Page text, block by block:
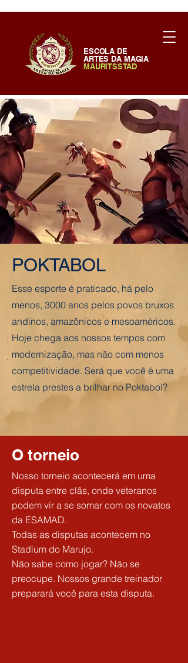
ESCOLA DE
ARTES DA MAGIA
MAURITSSTAD
POKTABOL
Esse esporte é praticado, há pelo
menos, 3000 anos pelos povos bruxos
andinos, amazônicos e mesoaméricos.
Hoje chega aos nossos tempos com
modernização, mas não com menos
competitividade. Será que você é uma
estrela prestes a brilhar no Poktabol?
O torneio
Nosso torneio acontecerá em uma
disputa entre clãs, onde veteranos
podem vir a se somar com os novatos
da ESAMAD.
Todas as disputas acontecem no
Stadium do Marujo.
Não sabe como jogar? Não se
preocupe. Nossos grande treinador
preparará você para esta disputa.